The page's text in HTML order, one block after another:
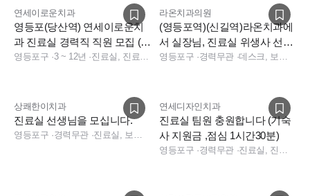
연세이로운치과
영등포(당산역) 연세이로운치
과 진료실 경력직 직원 모집 (주
36시간,1인기숙사 원룸)
영등포구 ·3 ~ 12년 · 진료실, 진료팀장
라온치과의원
(영등포역)(신길역)라온치과에
서 실장님, 진료실 위생사 선생
님 구인합니다.
영등포구 ·경력무관 · 데스크, 보험청구, 상담, 실장, 진료실, 수술실, 소독실
상쾌한이치과
진료실 선생님을 모십니다.
영등포구 ·경력무관 · 진료실, 보험청구
연세디자인치과
진료실 팀원 충원합니다 (기숙
사 지원금 ,점심 1시간30분)
영등포구 ·경력무관 · 진료실, 진료팀장, 수술실, 진료실